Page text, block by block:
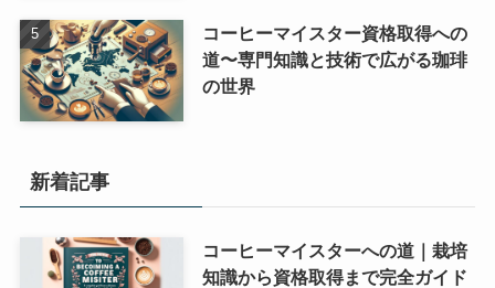
コーヒーマイスター資格取得への
道〜専門知識と技術で広がる珈琲
の世界
新着記事
コーヒーマイスターへの道｜栽培
知識から資格取得まで完全ガイド